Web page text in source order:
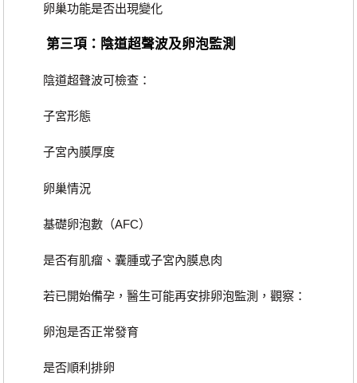
卵巢功能是否出現變化
第三項：陰道超聲波及卵泡監測
陰道超聲波可檢查：
子宮形態
子宮內膜厚度
卵巢情況
基礎卵泡數（AFC）
是否有肌瘤、囊腫或子宮內膜息肉
若已開始備孕，醫生可能再安排卵泡監測，觀察：
卵泡是否正常發育
是否順利排卵